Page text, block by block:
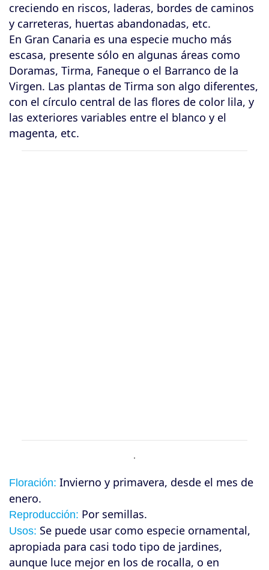
creciendo en riscos, laderas, bordes de caminos
y carreteras, huertas abandonadas, etc.
En Gran Canaria es una especie mucho más
escasa, presente sólo en algunas áreas como
Doramas, Tirma, Faneque o el Barranco de la
Virgen. Las plantas de Tirma son algo diferentes,
con el círculo central de las flores de color lila, y
las exteriores variables entre el blanco y el
magenta, etc.
Floración: Invierno y primavera, desde el mes de
enero.
Reproducción: Por semillas.
Usos: Se puede usar como especie ornamental,
apropiada para casi todo tipo de jardines,
aunque luce mejor en los de rocalla, o en